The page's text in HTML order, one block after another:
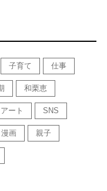
子育て 仕事
和栗恵
アート SNS
漫画 親子